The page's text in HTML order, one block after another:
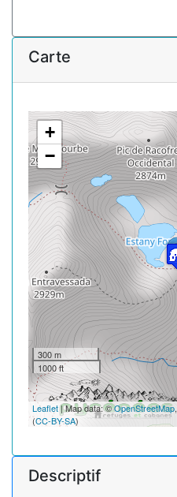
Carte
+
−
300 m
1000 ft
Leaflet| Map data: ©OpenStreetMap,
(CC-BY-SA)
Descriptif